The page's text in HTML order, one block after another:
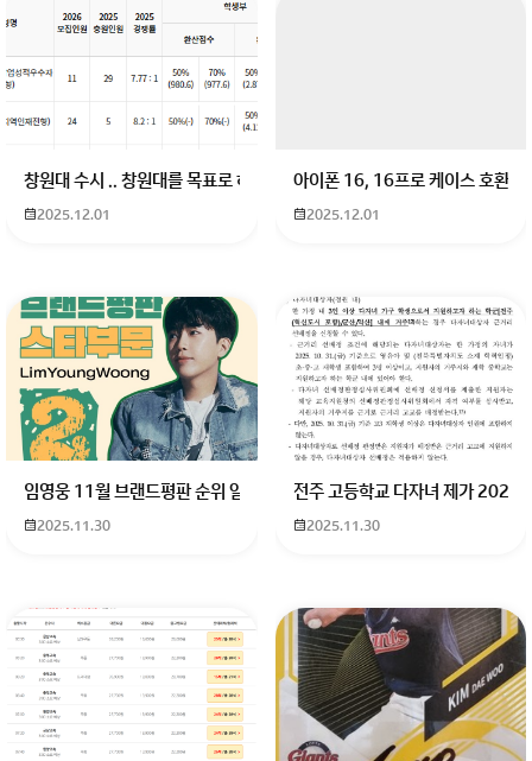
창원대 수시 .. 창원대를 목표로 하고 있는 09년생입니다 지금 제 내신이 5
2025.12.01
아이폰 16, 16프로 케이스 호환
2025.12.01
임영웅 11월 브랜드평판 순위 알고싶어요 임영웅 11월 브랜드평판에서
2025.11.30
전주 고등학교 다자녀 제가 2027
2025.11.30